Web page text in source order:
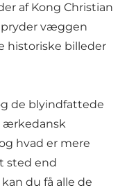
af Kong Christian
pryder væggen
historiske billeder
de blyindfattede
ærkedansk
hvad er mere
sted end
kan du få alle de